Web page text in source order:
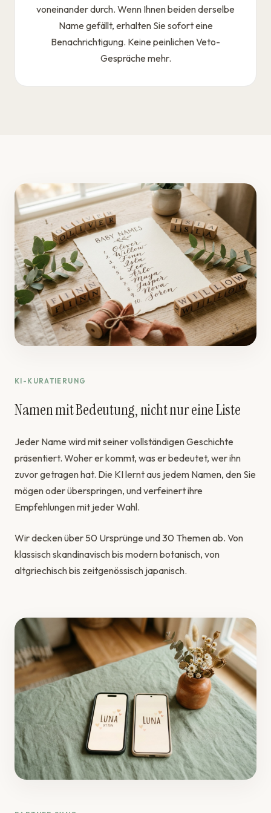
voneinander durch. Wenn Ihnen beiden derselbe
Name gefällt, erhalten Sie sofort eine
Benachrichtigung. Keine peinlichen Veto-
Gespräche mehr.
KI-KURATIERUNG
Namen mit Bedeutung, nicht nur eine Liste
Jeder Name wird mit seiner vollständigen Geschichte
präsentiert. Woher er kommt, was er bedeutet, wer ihn
zuvor getragen hat. Die KI lernt aus jedem Namen, den Sie
mögen oder überspringen, und verfeinert ihre
Empfehlungen mit jeder Wahl.
Wir decken über 50 Ursprünge und 30 Themen ab. Von
klassisch skandinavisch bis modern botanisch, von
altgriechisch bis zeitgenössisch japanisch.